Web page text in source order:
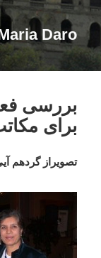
Daro
بررسی
برای
تصویراز گردهم